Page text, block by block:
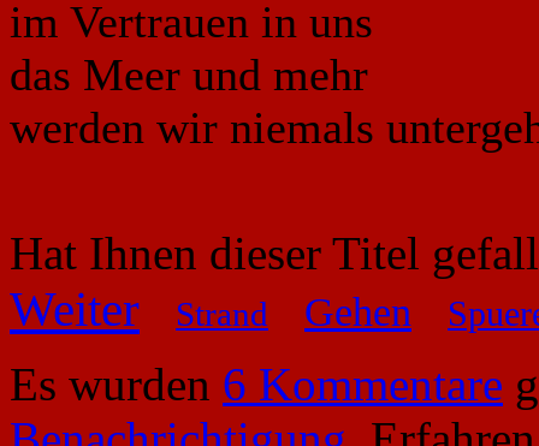
im Vertrauen in uns
das Meer und mehr
werden wir niemals
Hat Ihnen dieser Titel
Weiter Strand Gehen
Es wurden 6 Kommentare